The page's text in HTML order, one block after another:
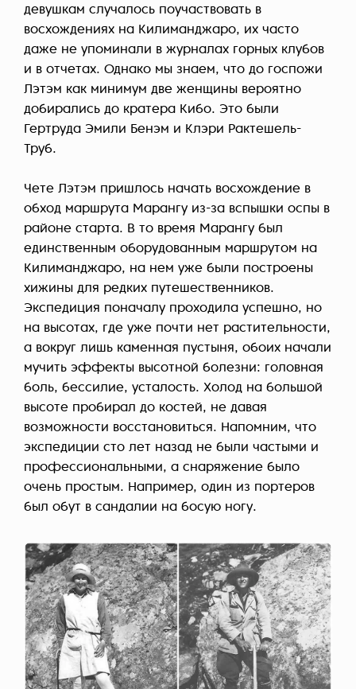
девушкам случалось поучаствовать в
восхождениях на Килиманджаро, их часто
даже не упоминали в журналах горных клубов
и в отчетах. Однако мы знаем, что до госпожи
Лэтэм как минимум две женщины вероятно
добирались до кратера Кибо. Это были
Гертруда Эмили Бенэм и Клэри Рактешель-
Труб.
Чете Лэтэм пришлось начать восхождение в
обход маршрута Марангу из-за вспышки оспы в
районе старта. В то время Марангу был
единственным оборудованным маршрутом на
Килиманджаро, на нем уже были построены
хижины для редких путешественников.
Экспедиция поначалу проходила успешно, но
на высотах, где уже почти нет растительности,
а вокруг лишь каменная пустыня, обоих начали
мучить эффекты высотной болезни: головная
боль, бессилие, усталость. Холод на большой
высоте пробирал до костей, не давая
возможности восстановиться. Напомним, что
экспедиции сто лет назад не были частыми и
профессиональными, а снаряжение было
очень простым. Например, один из портеров
был обут в сандалии на босую ногу.